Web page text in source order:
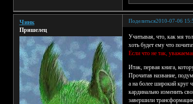
Поделиться2010-07-06
Чинк
Пришелец
Учитывая, что, как мя
хоть будет ему что
Если что не так,
Итак, первая книга,
Прочитав название,
а на более широкий круг
кардинально изменить
завершили